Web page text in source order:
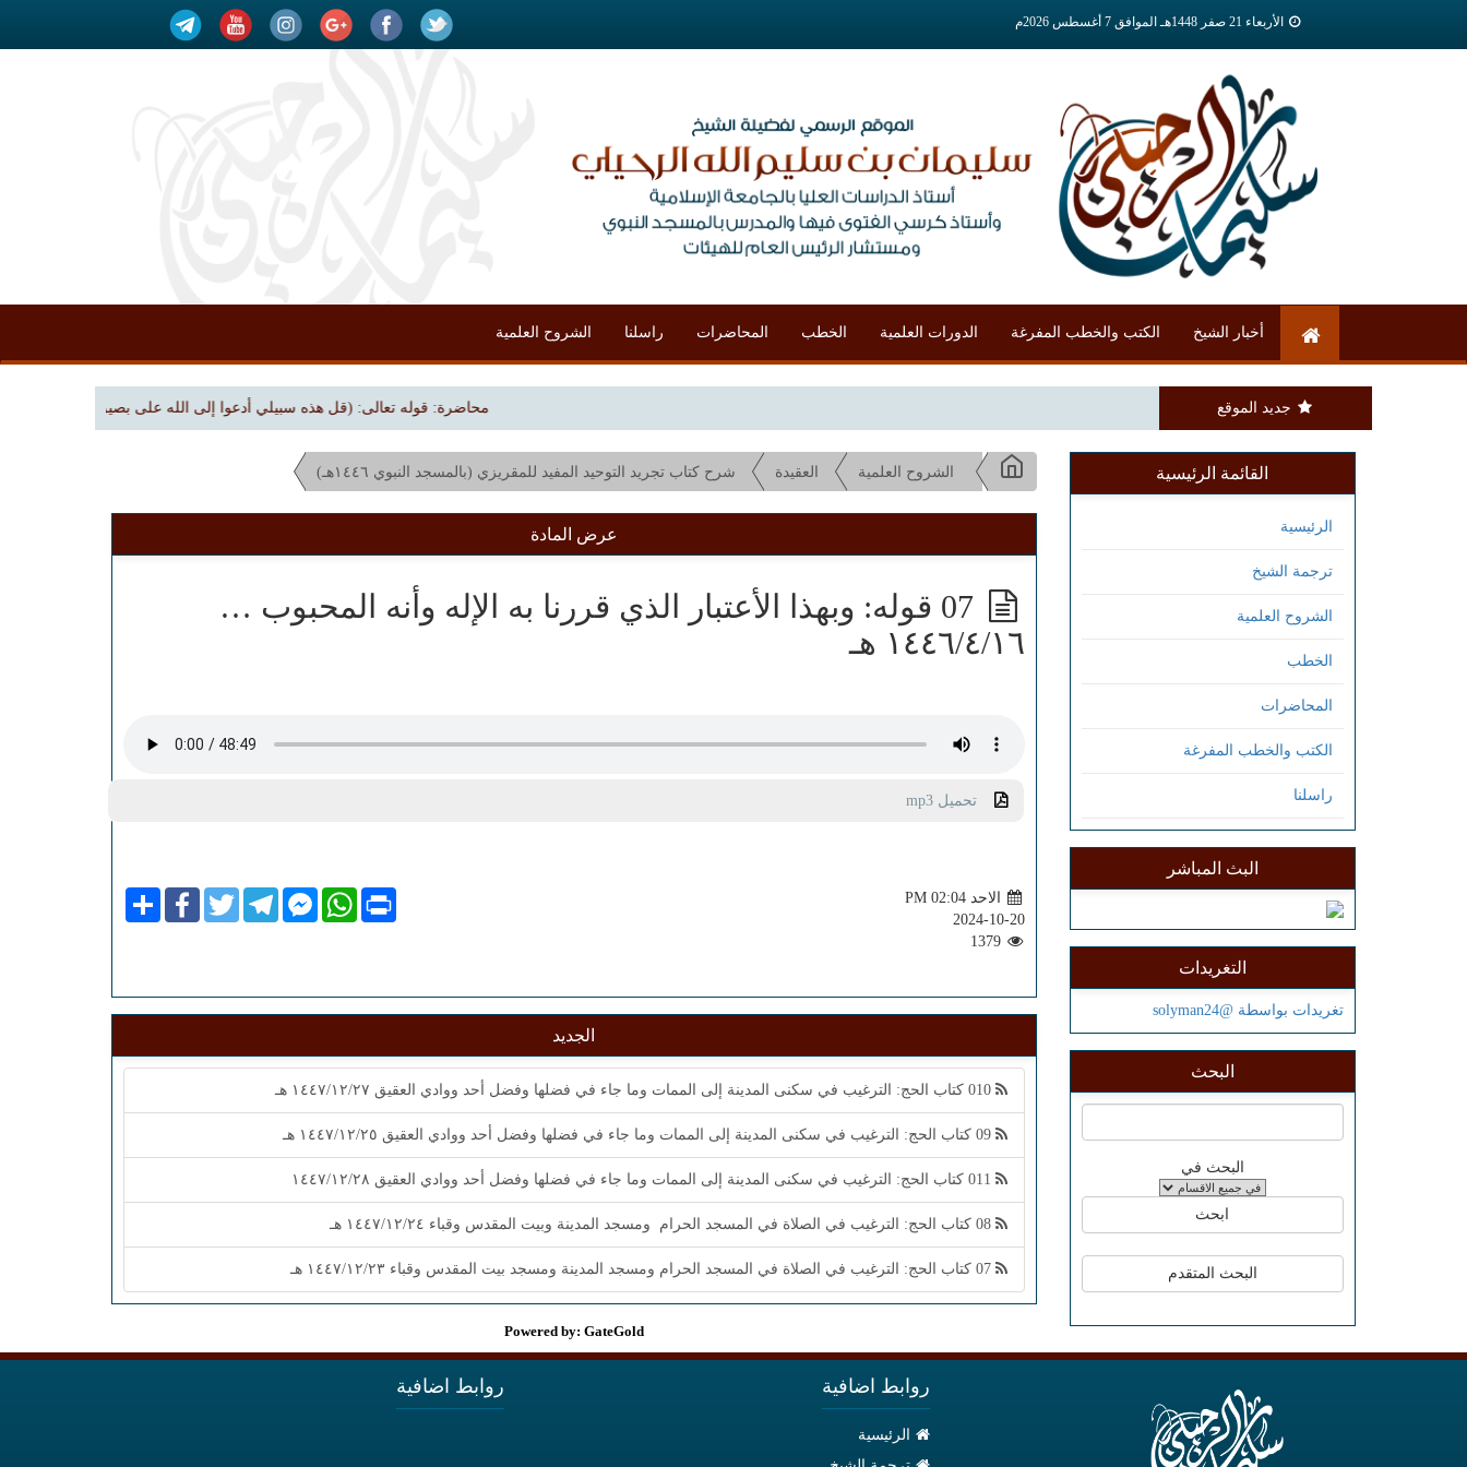
الأربعاء 21 صفر 1448هـ الموافق 7 أغسطس 2026م
أخبار الشيخ الكتب والخطب المفرغة الدورات العلمية الخطب المحاضرات راسلنا الشروح العلمية
جديد الموقع محاضرة: قوله تعالى: (قل هذه سبيلي أدعوا إلى الله على بصيرة) | بجامع الملك فهد بن
القائمة الرئيسية
الرئيسية
ترجمة الشيخ
الشروح العلمية
الخطب
المحاضرات
الكتب والخطب المفرغة
راسلنا
البث المباشر
التغريدات
تغريدات بواسطة @solyman24
البحث
البحث في
الشروح العلمية العقيدة شرح كتاب تجريد التوحيد المفيد للمقريزي (بالمسجد النبوي ١٤٤٦هـ)
عرض المادة
07 قوله: وبهذا الأعتبار الذي قررنا به الإله وأنه المحبوب …
١٤٤٦/٤/١٦ هـ
تحميل mp3
الاحد PM 02:04
2024-10-20
1379
ShareFacebookTwitterTelegramFacebook
Messenger
WhatsApp Print
الجديد
010 كتاب الحج: الترغيب في سكنى المدينة إلى الممات وما جاء في فضلها وفضل أحد ووادي العقيق ١٤٤٧/١٢/٢٧ هـ
09 كتاب الحج: الترغيب في سكنى المدينة إلى الممات وما جاء في فضلها وفضل أحد ووادي العقيق ١٤٤٧/١٢/٢٥ هـ
08 كتاب الحج: الترغيب في الصلاة في المسجد الحرام ومسجد المدينة وبيت المقدس وقباء ١٤٤٧/١٢/٢٤ هـ
07 كتاب الحج: الترغيب في الصلاة في المسجد الحرام ومسجد المدينة ومسجد بيت المقدس وقباء ١٤٤٧/١٢/٢٣ هـ
Powered by: GateGold
روابط اضافية
الرئيسية
روابط اضافية